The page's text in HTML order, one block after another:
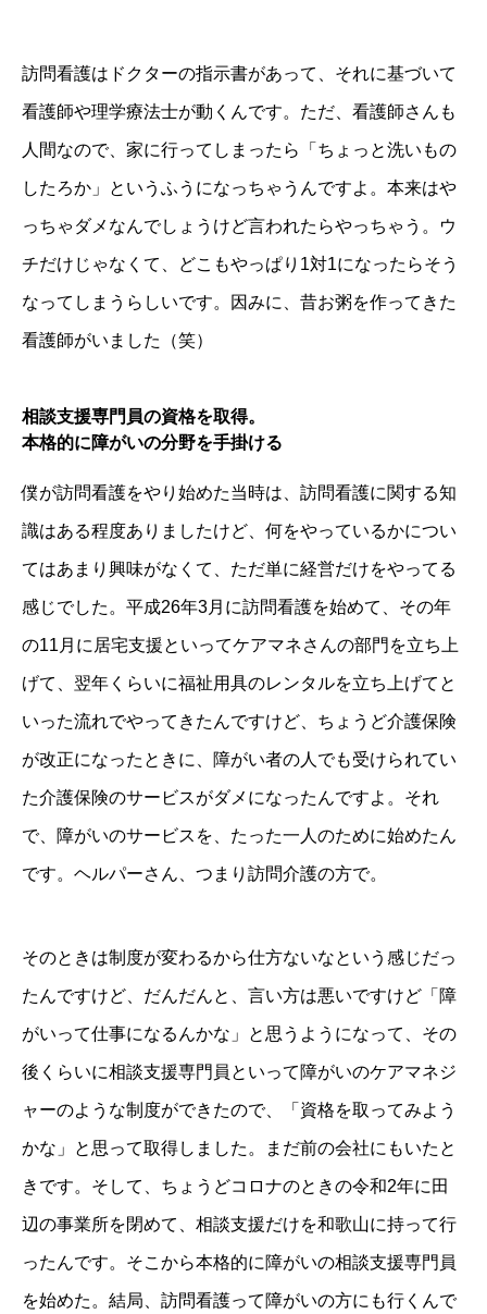
訪問看護はドクターの指示書があって、それに基づいて
看護師や理学療法士が動くんです。ただ、看護師さんも
人間なので、家に行ってしまったら「ちょっと洗いもの
したろか」というふうになっちゃうんですよ。本来はや
っちゃダメなんでしょうけど言われたらやっちゃう。ウ
チだけじゃなくて、どこもやっぱり1対1になったらそう
なってしまうらしいです。因みに、昔お粥を作ってきた
看護師がいました（笑）
相談支援専門員の資格を取得。
本格的に障がいの分野を手掛ける
僕が訪問看護をやり始めた当時は、訪問看護に関する知
識はある程度ありましたけど、何をやっているかについ
てはあまり興味がなくて、ただ単に経営だけをやってる
感じでした。平成26年3月に訪問看護を始めて、その年
の11月に居宅支援といってケアマネさんの部門を立ち上
げて、翌年くらいに福祉用具のレンタルを立ち上げてと
いった流れでやってきたんですけど、ちょうど介護保険
が改正になったときに、障がい者の人でも受けられてい
た介護保険のサービスがダメになったんですよ。それ
で、障がいのサービスを、たった一人のために始めたん
です。ヘルパーさん、つまり訪問介護の方で。
そのときは制度が変わるから仕方ないなという感じだっ
たんですけど、だんだんと、言い方は悪いですけど「障
がいって仕事になるんかな」と思うようになって、その
後くらいに相談支援専門員といって障がいのケアマネジ
ャーのような制度ができたので、「資格を取ってみよう
かな」と思って取得しました。まだ前の会社にもいたと
きです。そして、ちょうどコロナのときの令和2年に田
辺の事業所を閉めて、相談支援だけを和歌山に持って行
ったんです。そこから本格的に障がいの相談支援専門員
を始めた。結局、訪問看護って障がいの方にも行くんで